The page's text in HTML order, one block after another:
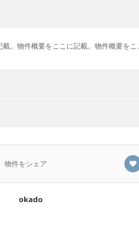
。物件概要をここに記載。物件概要を
物件をシェア
okado